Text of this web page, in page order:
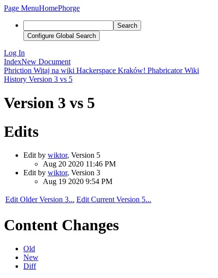
Page MenuHomePhorge
Search
Configure Global Search
Log In
IndexNew Document
Phriction Witaj na wiki Hackerspace Kraków! Phabricator Wiki
History Version 3 vs 5
Version 3 vs 5
Edits
Edit by wiktor, Version 5
Aug 20 2020 11:46 PM
Edit by wiktor, Version 3
Aug 19 2020 9:54 PM
Edit Older Version 3... Edit Current Version 5...
Content Changes
Old
New
Diff